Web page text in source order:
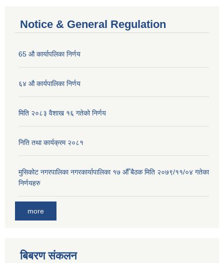
Notice & General Regulation
65 औ कार्यापलिका निर्णय
६४ औ कार्यपालिका निर्णय
मिति २०८३ वैशाख १६ गतेको निर्णय
निति तथा कार्यक्रम २०८१
मुसिकोट नगरपालिका नगरकार्यापालिका १७ औँ बैठक मिति २०७९/११/०४ गतेका
निर्णयहरु
more
बिबरण संकलन